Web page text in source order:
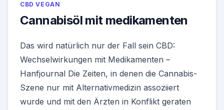
CBD VEGAN
Cannabisöl mit medikamenten
Das wird natürlich nur der Fall sein CBD:
Wechselwirkungen mit Medikamenten –
Hanfjournal Die Zeiten, in denen die Cannabis-
Szene nur mit Alternativmedizin assoziiert
wurde und mit den Ärzten in Konflikt geraten